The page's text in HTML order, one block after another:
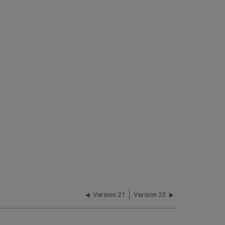
Version 21 Version 23